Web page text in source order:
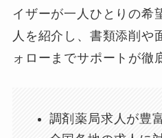
イザーが一人ひとりの希
人を紹介し、書類添削や
ォローまでサポートが徹
調剤薬局求人が豊